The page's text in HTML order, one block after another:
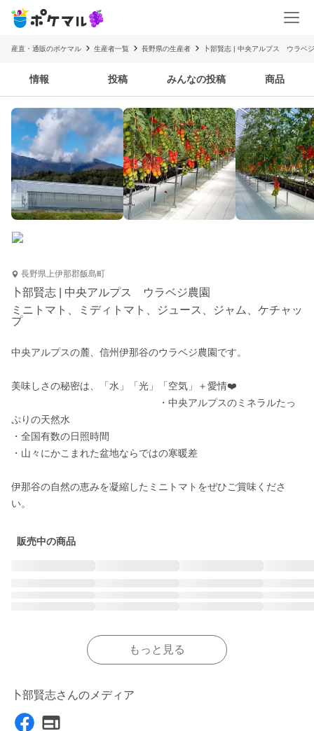
産直・通販のポケマル 生産者一覧 長野県の生産者 卜部賢志 | 中央アルプス ウラベ
情報 投稿 みんなの投稿 商品
長野県上伊那郡飯島町
卜部賢志 | 中央アルプス ウラベジ農園
ミニトマト、ミディトマト、ジュース、ジャム、ケチャッ
プ
中央アルプスの麓、信州伊那谷のウラベジ農園です。
美味しさの秘密は、「水」「光」「空気」＋愛情❤️
・中央アルプスのミネラルたっ
ぷりの天然水
・全国有数の日照時間
・山々にかこまれた盆地ならではの寒暖差
伊那谷の自然の恵みを凝縮したミニトマトをぜひご賞味くださ
い。
販売中の商品
もっと見る
卜部賢志さんのメディア